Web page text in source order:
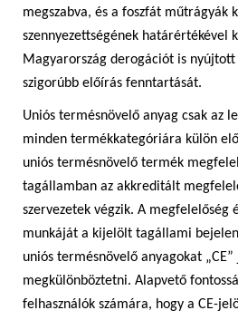
megszabva, és a foszfát műtrágyák
szennyezettségének határértékével
Magyarország derogációt is nyújtott
szigorúbb előírás fenntartását.
Uniós termésnövelő anyag csak az
minden termékkategóriára külön
uniós termésnövelő termék
tagállamban az akkreditált
szervezetek végzik. A megfelelőség
munkáját a kijelölt tagállami
uniós termésnövelő anyagokat
megkülönböztetni. Alapvető
felhasználók számára, hogy a CE-